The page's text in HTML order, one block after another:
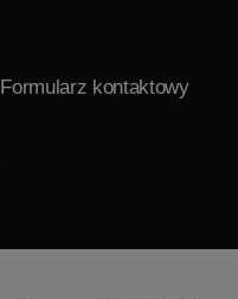
Formularz kontaktowy